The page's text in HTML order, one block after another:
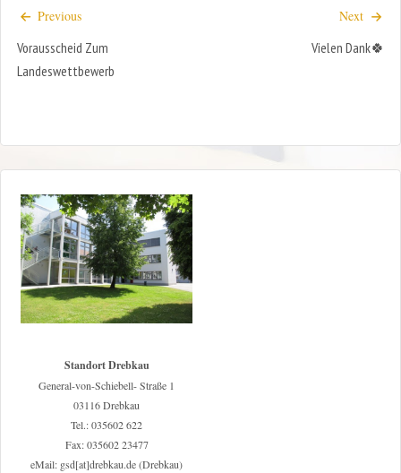
Previous
Vorausscheid Zum
Landeswettbewerb
Next
Vielen Dank🍀
Standort Drebkau
General-von-Schiebell- Straße 1
03116 Drebkau
Tel.: 035602 622
Fax: 035602 23477
eMail: gsd[at]drebkau.de (Drebkau)